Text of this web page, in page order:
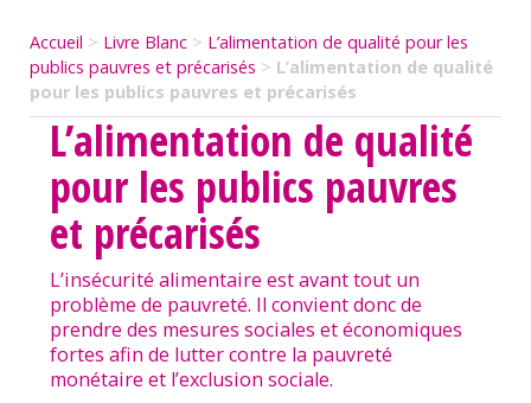
Accueil > Livre Blanc > L’alimentation de qualité pour les
publics pauvres et précarisés > L’alimentation de qualité
pour les publics pauvres et précarisés
L’alimentation de qualité
pour les publics pauvres
et précarisés
L’insécurité alimentaire est avant tout un
problème de pauvreté. Il convient donc de
prendre des mesures sociales et économiques
fortes afin de lutter contre la pauvreté
monétaire et l’exclusion sociale.